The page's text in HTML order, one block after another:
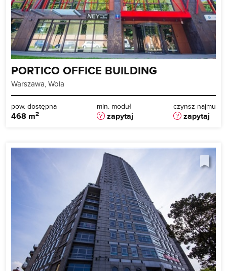
PORTICO OFFICE BUILDING
Warszawa, Wola
pow. dostępna
468 m2
min. moduł
zapytaj
czynsz najmu
zapytaj